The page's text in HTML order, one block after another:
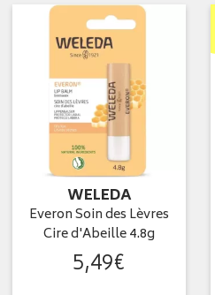
WELEDA
Everon Soin des Lèvres
Cire d'Abeille 4.8g
5,49€